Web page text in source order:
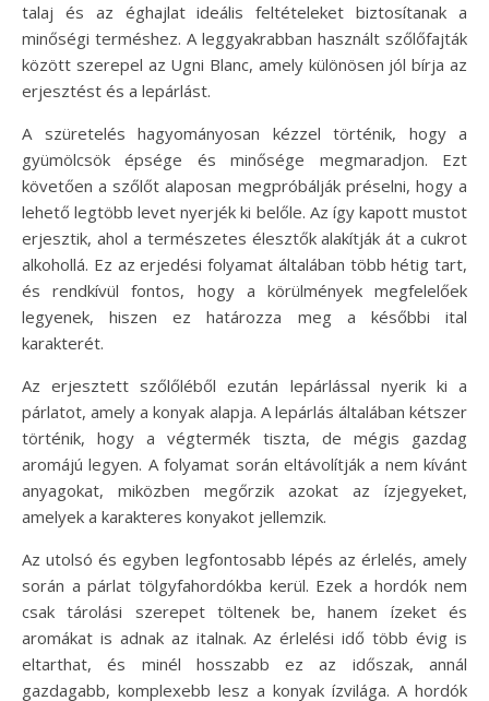
talaj és az éghajlat ideális feltételeket biztosítanak a
minőségi terméshez. A leggyakrabban használt szőlőfajták
között szerepel az Ugni Blanc, amely különösen jól bírja az
erjesztést és a lepárlást.
A szüretelés hagyományosan kézzel történik, hogy a
gyümölcsök épsége és minősége megmaradjon. Ezt
követően a szőlőt alaposan megpróbálják préselni, hogy a
lehető legtöbb levet nyerjék ki belőle. Az így kapott mustot
erjesztik, ahol a természetes élesztők alakítják át a cukrot
alkohollá. Ez az erjedési folyamat általában több hétig tart,
és rendkívül fontos, hogy a körülmények megfelelőek
legyenek, hiszen ez határozza meg a későbbi ital
karakterét.
Az erjesztett szőlőléből ezután lepárlással nyerik ki a
párlatot, amely a konyak alapja. A lepárlás általában kétszer
történik, hogy a végtermék tiszta, de mégis gazdag
aromájú legyen. A folyamat során eltávolítják a nem kívánt
anyagokat, miközben megőrzik azokat az ízjegyeket,
amelyek a karakteres konyakot jellemzik.
Az utolsó és egyben legfontosabb lépés az érlelés, amely
során a párlat tölgyfahordókba kerül. Ezek a hordók nem
csak tárolási szerepet töltenek be, hanem ízeket és
aromákat is adnak az italnak. Az érlelési idő több évig is
eltarthat, és minél hosszabb ez az időszak, annál
gazdagabb, komplexebb lesz a konyak ízvilága. A hordók